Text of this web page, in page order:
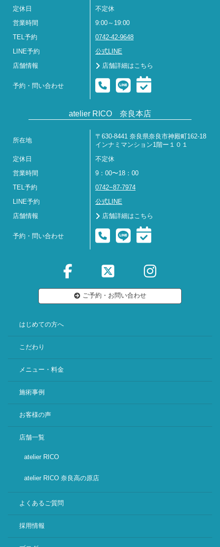
定休日 不定休
営業時間 9:00～19:00
TEL予約 0742-42-9648
LINE予約 公式LINE
店舗情報 店舗詳細はこちら
予約・問い合わせ
atelier RICO 奈良本店
所在地
〒630-8441 奈良県奈良市神殿町162-18
インナミマンション1階ー１０１
定休日 不定休
営業時間 9：00〜18：00
TEL予約 0742−87-7974
LINE予約 公式LINE
店舗情報 店舗詳細はこちら
予約・問い合わせ
ご予約・お問い合わせ
はじめての方へ
こだわり
メニュー・料金
施術事例
お客様の声
店舗一覧
atelier RICO
atelier RICO 奈良高の原店
よくあるご質問
採用情報